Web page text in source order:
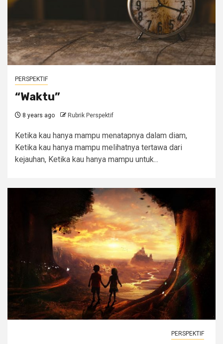
PERSPEKTIF
“Waktu”
8 years ago Rubrik Perspektif
Ketika kau hanya mampu menatapnya dalam diam,
Ketika kau hanya mampu melihatnya tertawa dari
kejauhan, Ketika kau hanya mampu untuk...
PERSPEKTIF